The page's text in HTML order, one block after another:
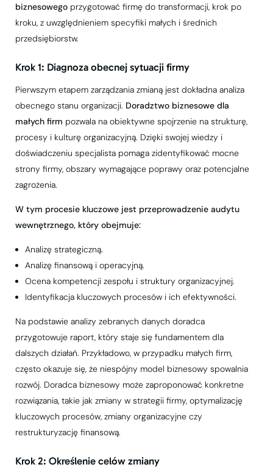
biznesowego przygotować firmę do transformacji, krok po
kroku, z uwzględnieniem specyfiki małych i średnich
przedsiębiorstw.
Krok 1: Diagnoza obecnej sytuacji firmy
Pierwszym etapem zarządzania zmianą jest dokładna analiza
obecnego stanu organizacji. Doradztwo biznesowe dla
małych firm pozwala na obiektywne spojrzenie na strukturę,
procesy i kulturę organizacyjną. Dzięki swojej wiedzy i
doświadczeniu specjalista pomaga zidentyfikować mocne
strony firmy, obszary wymagające poprawy oraz potencjalne
zagrożenia.
W tym procesie kluczowe jest przeprowadzenie audytu
wewnętrznego, który obejmuje:
Analizę strategiczną.
Analizę finansową i operacyjną.
Ocena kompetencji zespołu i struktury organizacyjnej.
Identyfikacja kluczowych procesów i ich efektywności.
Na podstawie analizy zebranych danych doradca
przygotowuje raport, który staje się fundamentem dla
dalszych działań. Przykładowo, w przypadku małych firm,
często okazuje się, że niespójny model biznesowy spowalnia
rozwój. Doradca biznesowy może zaproponować konkretne
rozwiązania, takie jak zmiany w strategii firmy, optymalizację
kluczowych procesów, zmiany organizacyjne czy
restrukturyzację finansową.
Krok 2: Określenie celów zmiany